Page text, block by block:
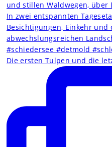
Die ersten Tulpen und die